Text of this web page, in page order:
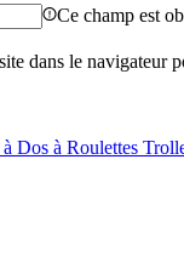
Ce champ est
dans le navigateur
Dos à Roulettes